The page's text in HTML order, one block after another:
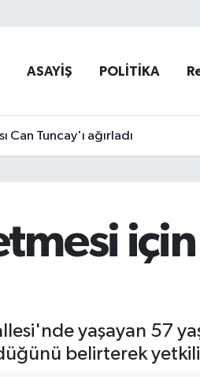
ASAYİŞ POLİTİKA
Can Tuncay'ı ağırladı
yaşayan 57
belirterek